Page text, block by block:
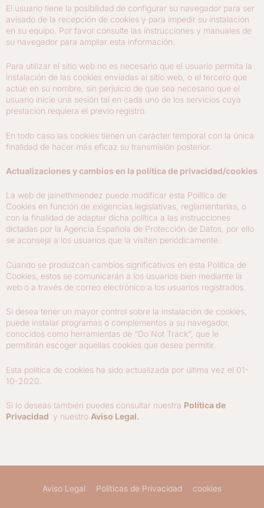
El usuario tiene la posibilidad de configurar su navegador para ser
avisado de la recepción de cookies y para impedir su instalación
en su equipo. Por favor consulte las instrucciones y manuales de
su navegador para ampliar esta información.
Para utilizar el sitio web no es necesario que el usuario permita la
instalación de las cookies enviadas al sitio web, o el tercero que
actúe en su nombre, sin perjuicio de que sea necesario que el
usuario inicie una sesión tal en cada uno de los servicios cuya
prestación requiera el previo registro.
En todo caso las cookies tienen un carácter temporal con la única
finalidad de hacer más eficaz su transmisión posterior.
Actualizaciones y cambios en la política de privacidad/cookies
La web de jainethmendez puede modificar esta Política de
Cookies en función de exigencias legislativas, reglamentarias, o
con la finalidad de adaptar dicha política a las instrucciones
dictadas por la Agencia Española de Protección de Datos, por ello
se aconseja a los usuarios que la visiten periódicamente.
Cuando se produzcan cambios significativos en esta Política de
Cookies, estos se comunicarán a los usuarios bien mediante la
web o a través de correo electrónico a los usuarios registrados.
Si desea tener un mayor control sobre la instalación de cookies,
puede instalar programas o complementos a su navegador,
conocidos como herramientas de “Do Not Track”, que le
permitirán escoger aquellas cookies que desea permitir.
Esta política de cookies ha sido actualizada por última vez el 01-
10-2020.
Si lo deseas también puedes consultar nuestra Política de
Privacidad y nuestro Aviso Legal.
Aviso Legal Políticas de Privacidad cookies